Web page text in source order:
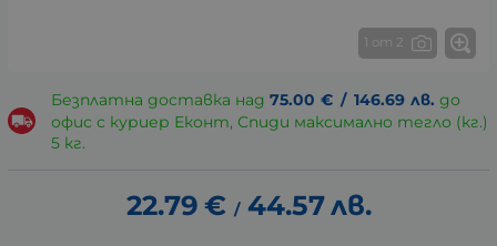
1 от 2
Безплатна доставка над 75.00 € / 146.69 лв. до
офис с куриер Еконт, Спиди максимално тегло (кг.)
5 кг.
22.79 € / 44.57лв.